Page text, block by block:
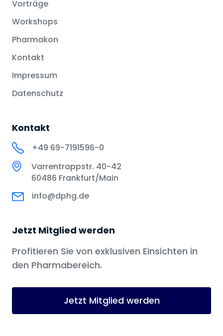
Vorträge
Workshops
Pharmakon
Kontakt
Impressum
Datenschutz
Kontakt
+49 69-7191596-0
Varrentrappstr. 40-42
60486 Frankfurt/Main
info@dphg.de
Jetzt Mitglied werden
Profitieren Sie von exklusiven Einsichten in
den Pharmabereich.
Jetzt Mitglied werden